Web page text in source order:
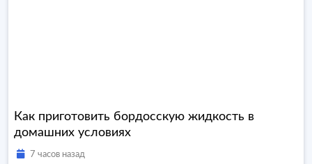
Как приготовить бордосскую жидкость в
домашних условиях
7 часов назад